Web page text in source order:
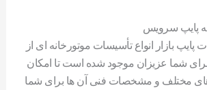
پایپ سرویس
بازار انواع تأسیسات موتورخانه ­ای از
برای شما عزیزان موجود شده است تا امکان
مختلف و مشخصات فنی آن ها برای شما